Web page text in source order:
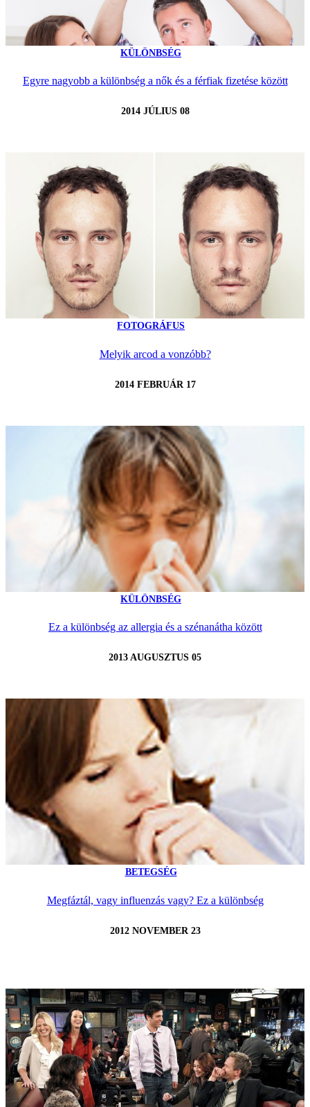
KÜLÖNBSÉG
Egyre nagyobb a különbség a nők és a férfiak fizetése között
2014 JÚLIUS 08
FOTOGRÁFUS
Melyik arcod a vonzóbb?
2014 FEBRUÁR 17
KÜLÖNBSÉG
Ez a különbség az allergia és a szénanátha között
2013 AUGUSZTUS 05
BETEGSÉG
Megfáztál, vagy influenzás vagy? Ez a különbség
2012 NOVEMBER 23